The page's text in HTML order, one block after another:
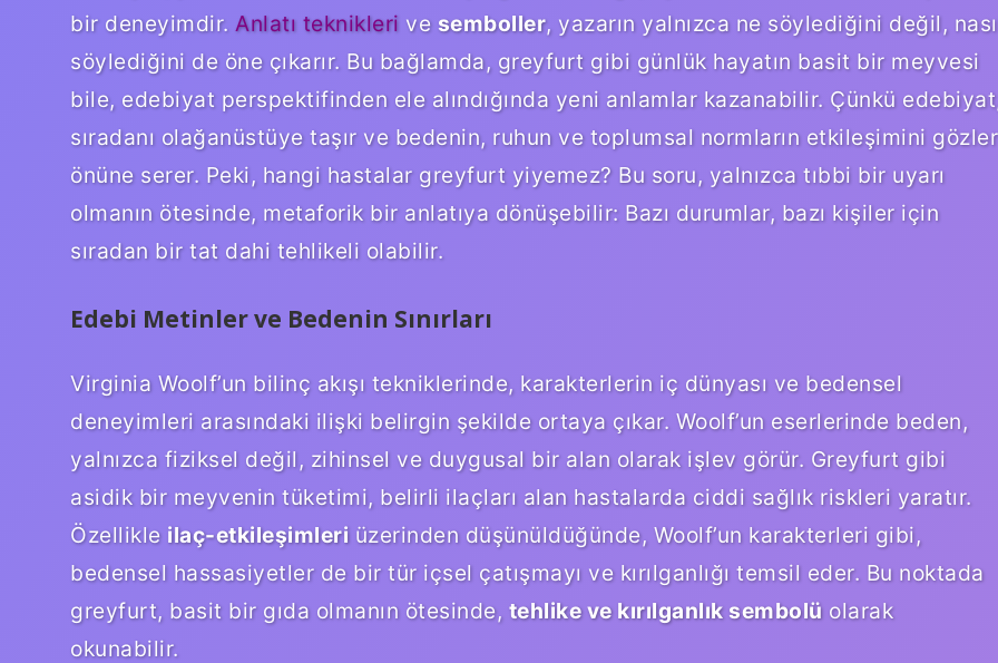
bir deneyimdir. Anlatı teknikleri ve semboller, yazarın yalnızca ne söylediğini değil,
söylediğini de öne çıkarır. Bu bağlamda, greyfurt gibi günlük hayatın basit bir meyvesi
bile, edebiyat perspektifinden ele alındığında yeni anlamlar kazanabilir. Çünkü
sıradanı olağanüstüye taşır ve bedenin, ruhun ve toplumsal normların etkileşimini gözler
önüne serer. Peki, hangi hastalar greyfurt yiyemez? Bu soru, yalnızca tıbbi bir uyarı
olmanın ötesinde, metaforik bir anlatıya dönüşebilir: Bazı durumlar, bazı kişiler için
sıradan bir tat dahi tehlikeli olabilir.
Edebi Metinler ve Bedenin Sınırları
Virginia Woolf’un bilinç akışı tekniklerinde, karakterlerin iç dünyası ve bedensel
deneyimleri arasındaki ilişki belirgin şekilde ortaya çıkar. Woolf’un eserlerinde beden,
yalnızca fiziksel değil, zihinsel ve duygusal bir alan olarak işlev görür. Greyfurt gibi
asidik bir meyvenin tüketimi, belirli ilaçları alan hastalarda ciddi sağlık riskleri yaratır.
Özellikle ilaç-etkileşimleriüzerinden düşünüldüğünde, Woolf’un karakterleri gibi,
bedensel hassasiyetler de bir tür içsel çatışmayı ve kırılganlığı temsil eder. Bu noktada
greyfurt, basit bir gıda olmanın ötesinde, tehlike ve kırılganlık sembolüolarak
okunabilir.